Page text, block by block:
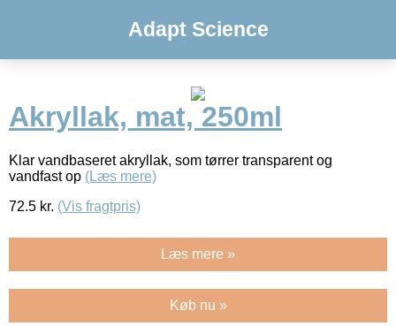
Adapt Science
Akryllak, mat, 250ml
Klar vandbaseret akryllak, som tørrer transparent og
vandfast op (Læs mere)
72.5 kr. (Vis fragtpris)
Læs mere »
Køb nu »